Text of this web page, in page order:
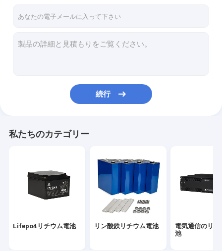
連続パワー系統
Lifepo4エネルギー蓄積電池
続行
私たちのカテゴリー
Lifepo4リチウム電池 リン酸鉄リチウム電池
電気通信のリチ
池